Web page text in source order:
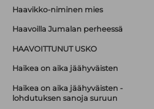
Haavikko-niminen mies
Haavoilla Jumalan perheessä
HAAVOITTUNUT USKO
Haikea on aika jäähyväisten
Haikea on aika jäähyväisten -
lohdutuksen sanoja suruun